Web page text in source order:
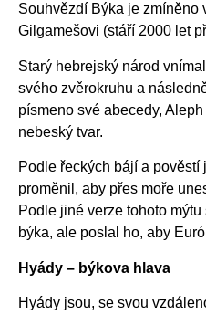
Souhvězdí Býka je zmíněno
Gilgamešovi (stáří 2000 let
Starý hebrejský národ
svého zvěrokruhu a
písmeno své abecedy, Aleph א, které zrcadlí i býkův
nebeský tvar.
Podle řeckých bájí a pověstí
proměnil, aby přes moře
Podle jiné verze tohoto
býka, ale poslal ho, aby
Hyády – býkova hlava
Hyády jsou, se svou